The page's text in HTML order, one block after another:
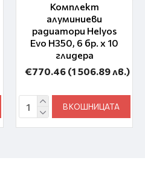
Комплект
алуминиеви
радиатори Helyos
Evo H350, 6 бр. x 10
глидера
€770.46 (1 506.89 лв.)
В КОШНИЦАТА